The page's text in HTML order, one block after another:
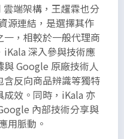
端架構，王趯霖也分
源連結，是選擇其作
，相較於一般代理商
深入參與技術應
Google 原廠技術人
含反向商品辨識等獨特
效。同時，iKala 亦
內部技術分享與
用脈動。